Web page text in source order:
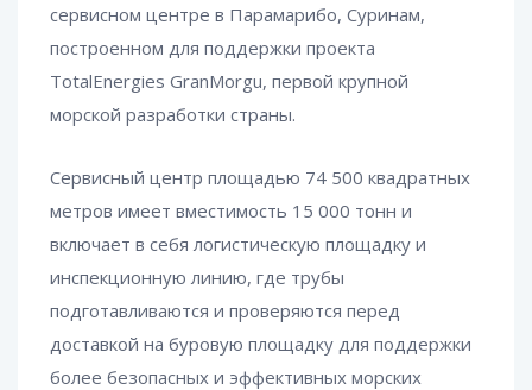
сервисном центре в Парамарибо, Суринам,
построенном для поддержки проекта
TotalEnergies GranMorgu, первой крупной
морской разработки страны.
Сервисный центр площадью 74 500 квадратных
метров имеет вместимость 15 000 тонн и
включает в себя логистическую площадку и
инспекционную линию, где трубы
подготавливаются и проверяются перед
доставкой на буровую площадку для поддержки
более безопасных и эффективных морских